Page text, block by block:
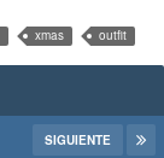
xmas outfit
SIGUIENTE